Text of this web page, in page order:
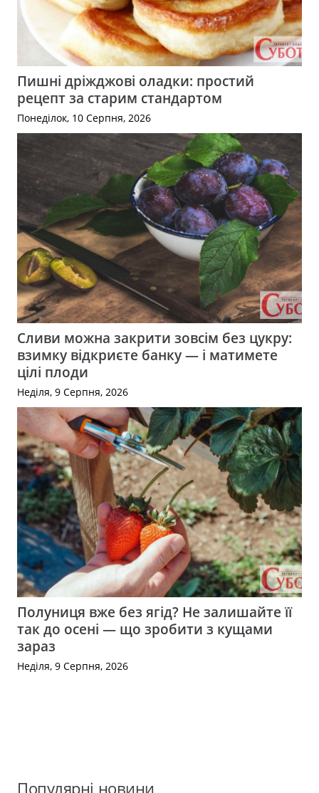
Пишні дріжджові оладки: простий
рецепт за старим стандартом
Понеділок, 10 Серпня, 2026
Сливи можна закрити зовсім без цукру:
взимку відкриєте банку — і матимете
цілі плоди
Неділя, 9 Серпня, 2026
Полуниця вже без ягід? Не залишайте її
так до осені — що зробити з кущами
зараз
Неділя, 9 Серпня, 2026
Популярні новини